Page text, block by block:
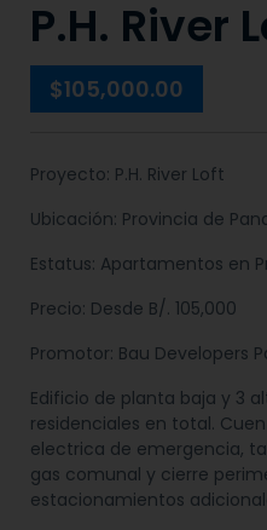
P.H. River
$105,000.00
Proyecto: P.H. River Loft
Ubicación: Provincia de
Estatus: Apartamentos en
Precio: Desde B/. 105,000
Promotor: Bau Developers
Edificio de planta baja y 3
residenciales en total.
electrica de emergencia,
gas comunal y cierre
estacionamientos